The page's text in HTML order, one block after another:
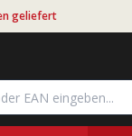
geliefert